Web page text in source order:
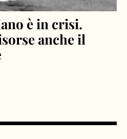
è in crisi.
anche il